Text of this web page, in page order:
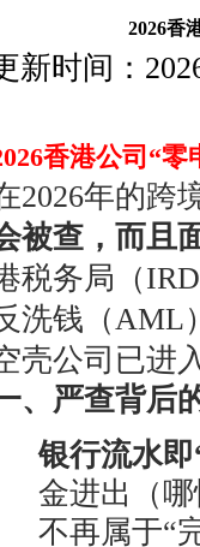
2026香
新时间：
香港公司“
2026年的跨
被查，而且
税务局（
洗钱（AML
壳公司已进
、严查背后
银行流水即
金进出（
不再属于“